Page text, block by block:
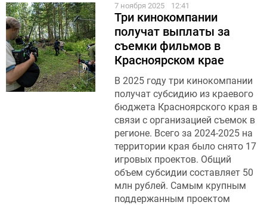
7 ноября 2025 12:41
Три кинокомпании
получат выплаты за
съемки фильмов в
Красноярском крае
В 2025 году три кинокомпании
получат субсидию из краевого
бюджета Красноярского края в
связи с организацией съемок в
регионе. Всего за 2024-2025 на
территории края было снято 17
игровых проектов. Общий
объем субсидии составляет 50
млн рублей. Самым крупным
поддержанным проектом